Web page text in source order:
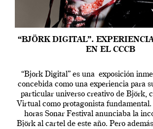
“BJÖRK DIGITAL”.
EN EL CCCB
“Bjork Digital” es una exposición
concebida como una experiencia para
particular universo creativo de Björk,
Virtual como protagonista fundamental.
horas Sonar Festival anunciaba la
Björk al cartel de este año. Pero